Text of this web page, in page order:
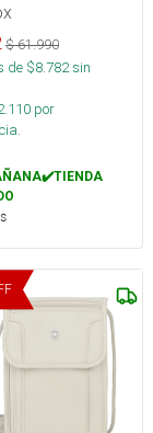
$61.990
de $8.782sin
por